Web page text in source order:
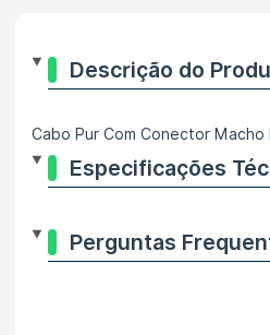
Descrição do
Cabo Pur Com Conector
Especificações
Perguntas